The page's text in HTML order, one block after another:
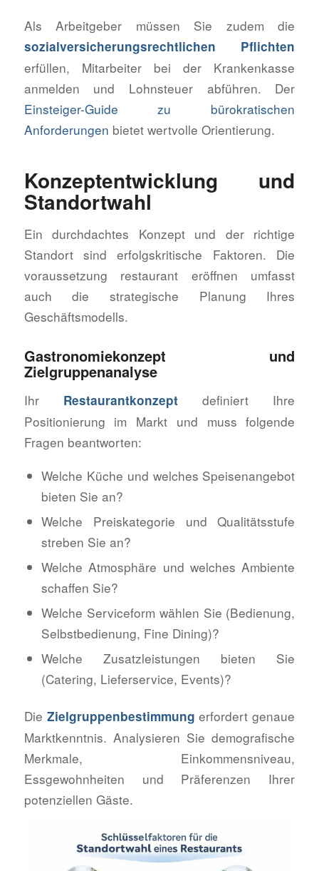
Als Arbeitgeber müssen Sie zudem die
sozialversicherungsrechtlichen Pflichten
erfüllen, Mitarbeiter bei der Krankenkasse
anmelden und Lohnsteuer abführen. Der
Einsteiger-Guide zu bürokratischen
Anforderungen bietet wertvolle Orientierung.
Konzeptentwicklung und
Standortwahl
Ein durchdachtes Konzept und der richtige
Standort sind erfolgskritische Faktoren. Die
voraussetzung restaurant eröffnen umfasst
auch die strategische Planung Ihres
Geschäftsmodells.
Gastronomiekonzept und
Zielgruppenanalyse
Ihr Restaurantkonzeptdefiniert Ihre
Positionierung im Markt und muss folgende
Fragen beantworten:
Welche Küche und welches Speisenangebot
bieten Sie an?
Welche Preiskategorie und Qualitätsstufe
streben Sie an?
Welche Atmosphäre und welches Ambiente
schaffen Sie?
Welche Serviceform wählen Sie (Bedienung,
Selbstbedienung, Fine Dining)?
Welche Zusatzleistungen bieten Sie
(Catering, Lieferservice, Events)?
Die Zielgruppenbestimmung erfordert genaue
Marktkenntnis. Analysieren Sie demografische
Merkmale, Einkommensniveau,
Essgewohnheiten und Präferenzen Ihrer
potenziellen Gäste.